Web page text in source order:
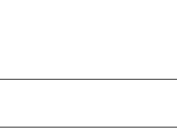
きは強く、物理的に離
だが――第一部の『黄